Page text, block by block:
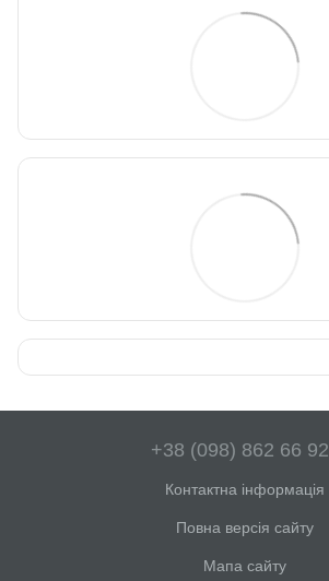
+38 (098) 862 66 92
Контактна інформація
Повна версія сайту
Мапа сайту